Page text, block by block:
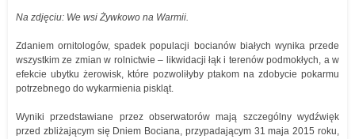
Na zdjęciu: We wsi Żywkowo na Warmii.
Zdaniem ornitologów, spadek populacji bocianów białych wynika przede
wszystkim ze zmian w rolnictwie – likwidacji łąk i terenów podmokłych, a w
efekcie ubytku żerowisk, które pozwoliłyby ptakom na zdobycie pokarmu
potrzebnego do wykarmienia piskląt.
Wyniki przedstawiane przez obserwatorów mają szczególny wydźwięk
przed zbliżającym się Dniem Bociana, przypadającym 31 maja 2015 roku,